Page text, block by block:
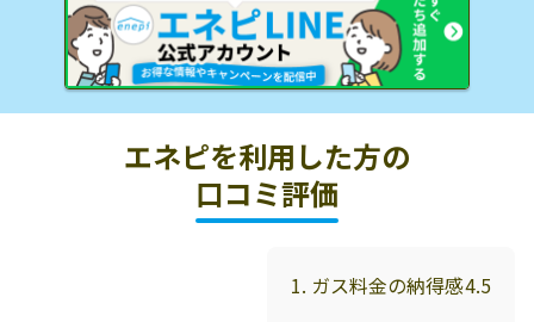
エネピを利用した方の
口コミ評価
1. ガス料金の納得感4.5